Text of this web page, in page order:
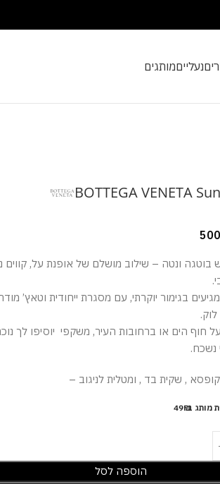
נעלייםמותגים
BOTTEGA VENETA
500
ונטה – שילוב מושלם של אופנת על, קווים
בגימור יוקרתי, עם מסגרת ייחודית וטאץ’
חוף הים או ברחובות העיר, משקפי יוסיפו לך
נשכח.
, שקית בד , ומטלית לניגוב –
ב-49₪
הוספה לסל